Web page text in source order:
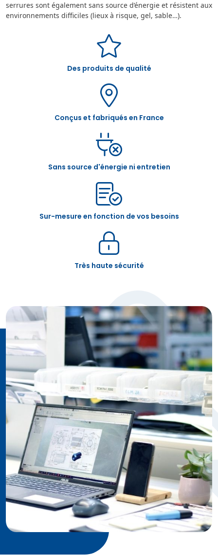
serrures sont également sans source d’énergie et résistent aux
environnements difficiles (lieux à risque, gel, sable…).
Des produits de qualité
Conçus et fabriqués en France
Sans source d'énergie ni entretien
Sur-mesure en fonction de vos besoins
Très haute sécurité